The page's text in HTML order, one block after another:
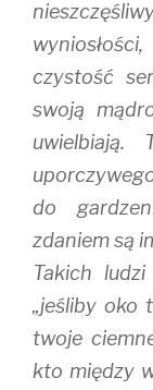
czystość
swoją
uwielbiają.
do
zdaniem są
Takich
„jeśliby oko
twoje
kto między